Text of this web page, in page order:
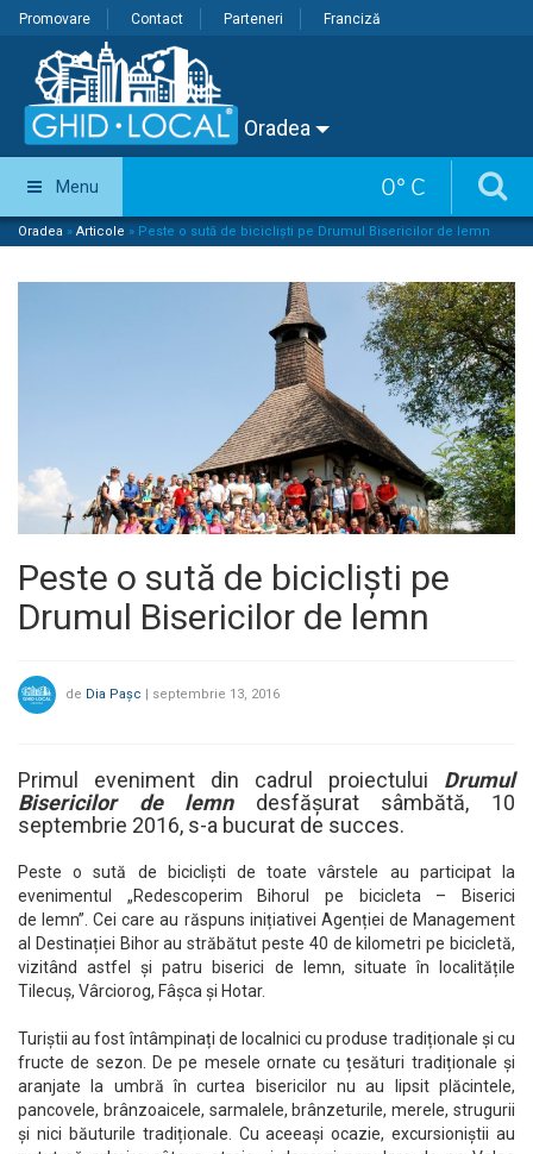
Promovare Contact Parteneri Franciză
Oradea
0° C
Menu
Oradea » Articole » Peste o sută de bicicliști pe Drumul Bisericilor de lemn
Peste o sută de bicicliști pe
Drumul Bisericilor de lemn
de Dia Pașc | septembrie 13, 2016
Primul eveniment din cadrul proiectului Drumul
Bisericilor de lemn
desfășurat sâmbătă, 10
septembrie 2016, s-a bucurat de succes.
Peste o sută de bicicliști de toate vârstele au participat la
evenimentul „Redescoperim Bihorul pe bicicleta – Biserici
de lemn”. Cei care au răspuns inițiativei Agenției de Management
al Destinației Bihor au străbătut peste 40 de kilometri pe bicicletă,
vizitând astfel și patru biserici de lemn, situate în localitățile
Tilecuș, Vârciorog, Fâșca și Hotar.
Turiștii au fost întâmpinați de localnici cu produse tradiționale și cu
fructe de sezon. De pe mesele ornate cu țesături tradiționale și
aranjate la umbră în curtea bisericilor nu au lipsit plăcintele,
pancovele, brânzoaicele, sarmalele, brânzeturile, merele, strugurii
și nici băuturile tradiționale. Cu aceeași ocazie, excursioniștii au